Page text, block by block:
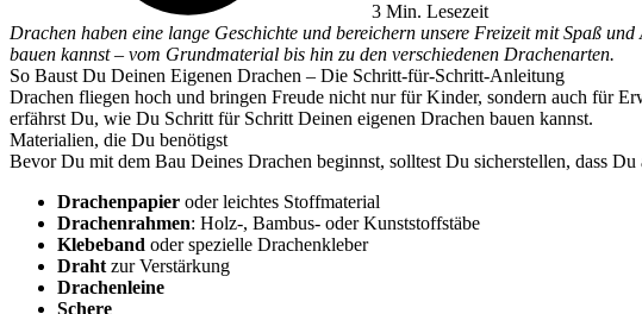
3 Min. Lesezeit
Drachen haben eine lange Geschichte und bereichern unsere Freizeit mit Spaß
bauen kannst – vom Grundmaterial bis hin zu den verschiedenen Drachenarten.
So Baust Du Deinen Eigenen Drachen – Die Schritt-für-Schritt-Anleitung
Drachen fliegen hoch und bringen Freude nicht nur für Kinder, sondern auch für
erfährst Du, wie Du Schritt für Schritt Deinen eigenen Drachen bauen kannst.
Materialien, die Du benötigst
Bevor Du mit dem Bau Deines Drachen beginnst, solltest Du sicherstellen, dass
Drachenpapier oder leichtes Stoffmaterial
Drachenrahmen: Holz-, Bambus- oder Kunststoffstäbe
Klebeband oder spezielle Drachenkleber
Draht zur Verstärkung
Drachenleine
Schere